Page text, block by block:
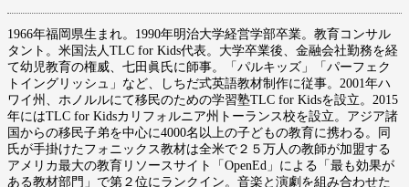
1966年福岡県生まれ。1990年明治大学経営学部卒業。教育コンサル
タント。米国法人TLC for Kids代表。大学卒業後、金融会社勤務を経
て幼児教育の権威、七田眞氏に師事。「パルキッズ」「パーフェク
トイングリッシュ」など、しちだ式英語教材制作に従事。2001年ハ
ワイ州、ホノルルにて移民のための学習塾TLC for Kidsを設立。2015
年にはTLC for Kidsカリフォルニア州トーランス校を設立。アジア諸
国からの移民子弟を中心に4000名以上の子どもの教育に携わる。同
氏が手掛けたフォニックス教材は全米で２５万人の教師が加盟する
アメリカ最大の教育リソースサイト「OpenEd」による「最も効果が
ある教材部門」で第２位にランクイン。音楽と演劇を組み合わせた